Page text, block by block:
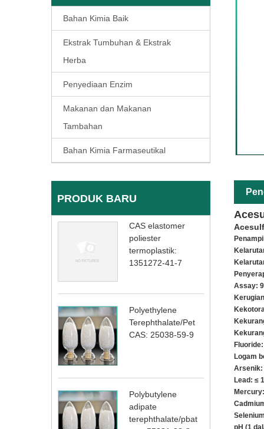
Bahan Kimia Baik
Ekstrak Tumbuhan & Ekstrak
Herba
Penyediaan Enzim
Makanan dan Makanan
Tambahan
Bahan Kimia Farmaseutikal
PRODUK BARU
CAS elastomer
poliester
termoplastik:
1351272-41-7
Polyethylene
Terephthalate/Pet
CAS: 25038-59-9
Polybutylene
adipate
terephthalate/pbat
Assay:
Logam
Arsenik:
Lead: ≤
pH (1